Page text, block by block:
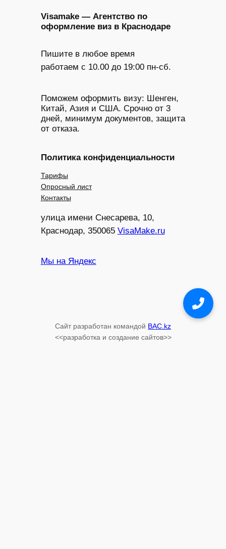
Visamake — Агентство по
оформление виз в Краснодаре
Пишите в любое время
работаем с 10.00 до 19:00 пн-сб.
Поможем оформить визу: Шенген,
Китай, Азия и США. Срочно от 3
дней, минимум документов, защита
от отказа.
Политика конфиденциальности
Тарифы
Опросный лист
Контакты
улица имени Снесарева, 10,
Краснодар, 350065 VisaMake.ru
Мы на Яндекс
Сайт разработан командой BAC.kz
<<разработка и создание сайтов>>
Конcультация
Telegram